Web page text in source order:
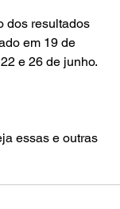
dos resultados
em 19 de
e 26 de junho.
essas e outras